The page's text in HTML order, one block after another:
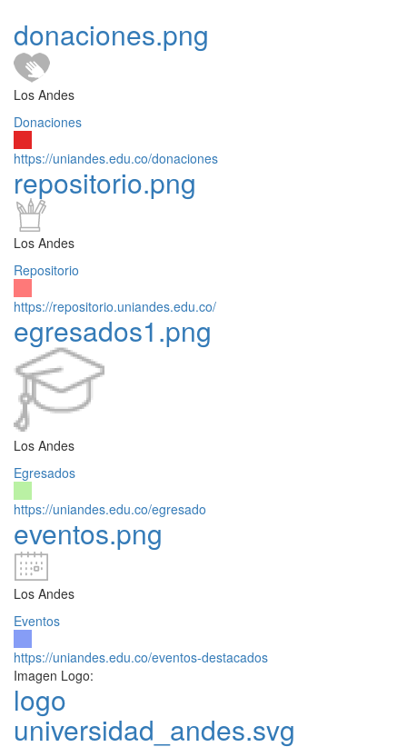
donaciones.png
Los Andes
Donaciones
https://uniandes.edu.co/donaciones
repositorio.png
Los Andes
Repositorio
https://repositorio.uniandes.edu.co/
egresados1.png
Los Andes
Egresados
https://uniandes.edu.co/egresado
eventos.png
Los Andes
Eventos
https://uniandes.edu.co/eventos-destacados
Imagen Logo:
logo
universidad_andes.svg